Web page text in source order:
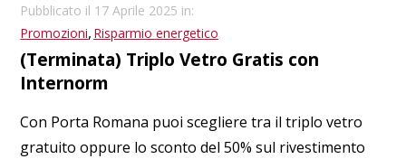
Pubblicato il 17 Aprile 2025 in:
Promozioni, Risparmio energetico
(Terminata) Triplo Vetro Gratis con
Internorm
Con Porta Romana puoi scegliere tra il triplo vetro
gratuito oppure lo sconto del 50% sul rivestimento